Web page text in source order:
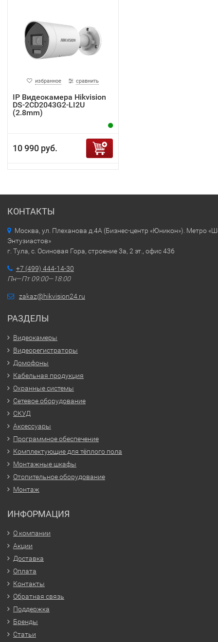
избранное сравнить
IP Видеокамера Hikvision
DS-2CD2043G2-LI2U
(2.8mm)
10 990 руб.
КОНТАКТЫ
Москва, ул. Плеханова д.4А (Бизнес-центр «Юникон»). Метро
Энтузиастов»
г. Тула, с. Осиновая Гора, строение 3а, 2 эт., офис 436
+7 (499) 444-14-30
Пн—Пт 09:00—18:00
zakaz@hikvision24.ru
РАЗДЕЛЫ
Видеокамеры
Видеорегистраторы
Домофоны
Кабельная продукция
Охранные системы
Сетевое оборудование
СКУД
Аксессуары
Программное обеспечение
Комплектующие для тёплого пола
Монтажные шкафы
Отопительное оборудование
Монтаж
ИНФОРМАЦИЯ
О компании
Акции
Доставка
Оплата
Контакты
Обратная связь
Поддержка
Бренды
Статьи